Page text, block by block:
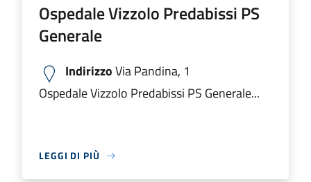
Ospedale Vizzolo Predabissi PS
Generale
IndirizzoVia Pandina, 1
Ospedale Vizzolo Predabissi PS Generale...
LEGGI DI PIÙ